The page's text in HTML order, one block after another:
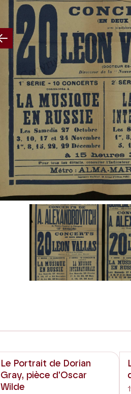
Previous
Le Portrait de Dorian
Gray, pièce d'Oscar
Wilde